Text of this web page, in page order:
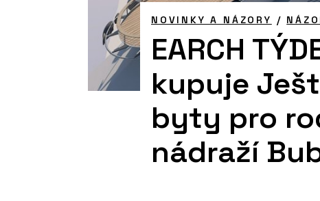
NOVINKY A NÁZORY /
EARCH
kupuje
byty pro
nádraží